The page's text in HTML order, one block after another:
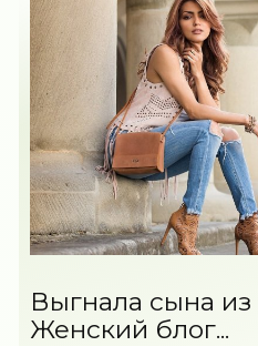
Выгнала сына
Женский блог...